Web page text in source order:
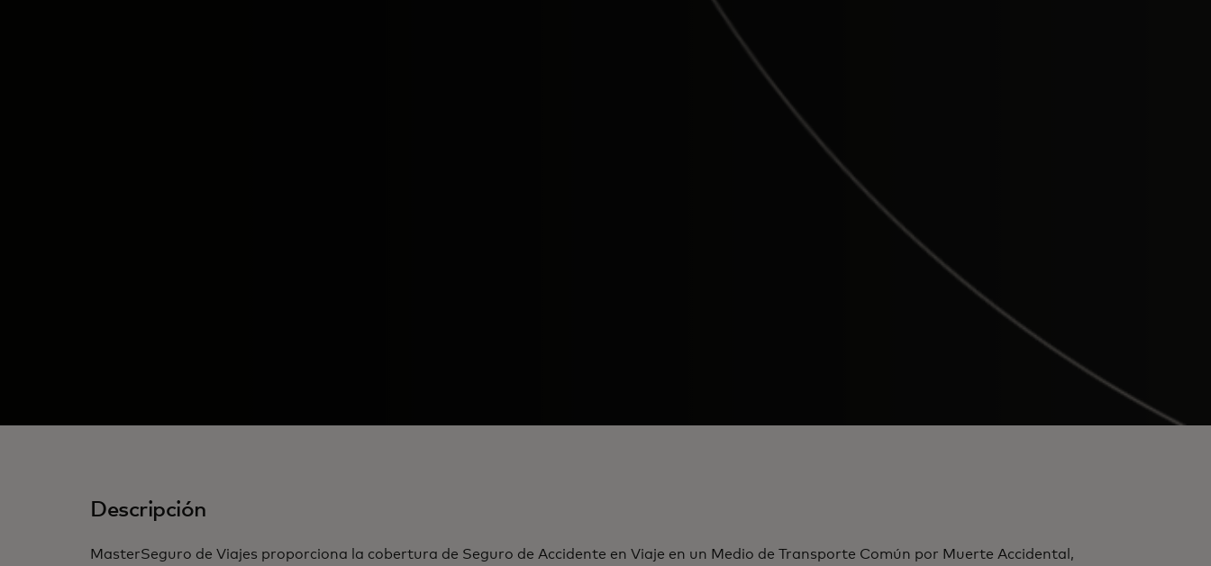
Descripción
MasterSeguro de Viajes proporciona la cobertura de Seguro de Accidente en Viaje en un Medio de Transporte Común por Muerte Accidental,